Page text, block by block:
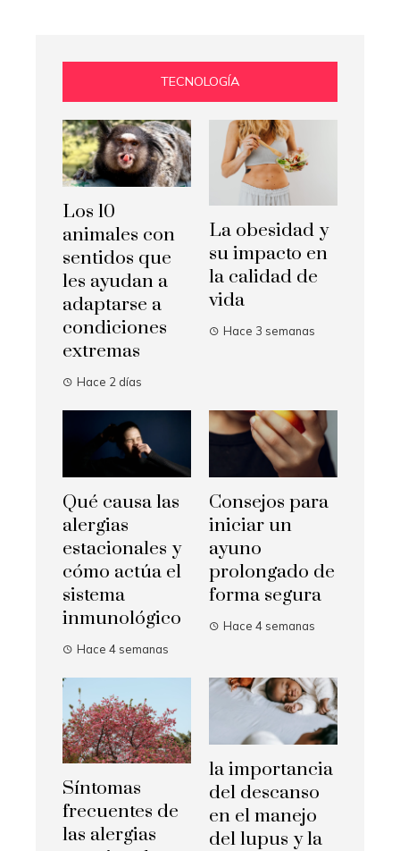
TECNOLOGÍA
Los 10
animales con
sentidos que
les ayudan a
adaptarse a
condiciones
extremas
Hace 2 días
La obesidad y
su impacto en
la calidad de
vida
Hace 3 semanas
Qué causa las
alergias
estacionales y
cómo actúa el
sistema
inmunológico
Hace 4 semanas
Consejos para
iniciar un
ayuno
prolongado de
forma segura
Hace 4 semanas
Síntomas
frecuentes de
las alergias
la importancia
del descanso
en el manejo
del lupus y la